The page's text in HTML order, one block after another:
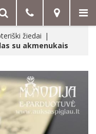
žiedai
su akmenukais